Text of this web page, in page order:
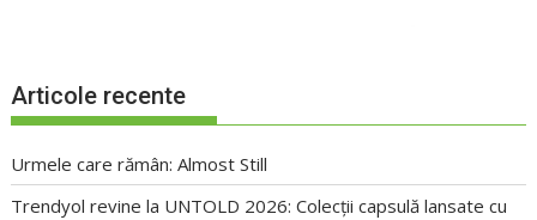
Articole recente
Urmele care rămân: Almost Still
Trendyol revine la UNTOLD 2026: Colecții capsulă lansate cu